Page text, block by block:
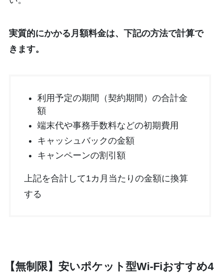
実質的にかかる月額料金は、下記の方法で計算で
きます。
利用予定の期間（契約期間）の合計金
額
端末代や事務手数料などの初期費用
キャッシュバックの金額
キャンペーンの割引額
上記を合計して1カ月当たりの金額に換算
する
【無制限】安いポケット型Wi-Fiおすすめ4